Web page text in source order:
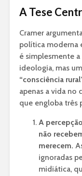
A Tese
Cramer
política moderna
é simplesmente
ideologia, mas
“consciência
apenas a vida no
que engloba três
A
não
merecem.
ignoradas
midiática,